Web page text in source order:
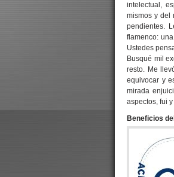
intelectual,
mismos y del
pendientes.
flamenco:
Ustedes
Busqué mil
resto. Me
equivocar y
mirada
aspectos, fui
Beneficios